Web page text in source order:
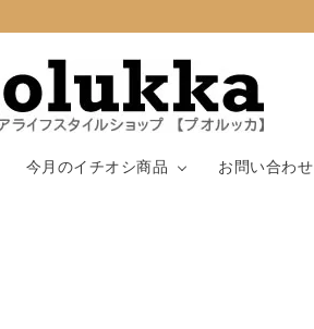
今月のイチオシ商品 お問い合わせ